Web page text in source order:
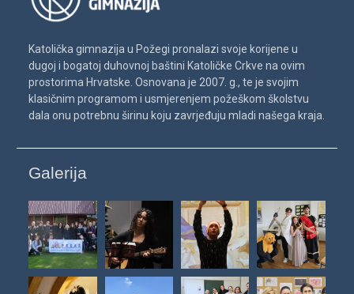
Katolička gimnazija u Požegi pronalazi svoje korijene u
dugoj i bogatoj duhovnoj baštini Katoličke Crkve na ovim
prostorima Hrvatske. Osnovana je 2007. g., te je svojim
klasičnim programom i usmjerenjem požeškom školstvu
dala onu potrebnu širinu koju zavrjeđuju mladi našega kraja.
Galerija